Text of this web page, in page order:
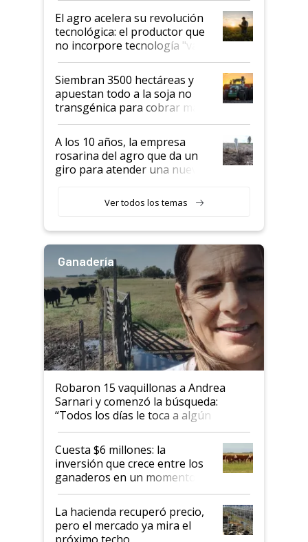
El agro acelera su revolución
tecnológica: el productor que
no incorpore tecnología "va a
perder el tren"
Siembran 3500 hectáreas y
apuestan todo a la soja no
transgénica para cobrar más
por tonelada: compraron un
semillero
A los 10 años, la empresa
rosarina del agro que da un
giro para atender una nueva
Ver todos los temas
Ganadería
Robaron 15 vaquillonas a Andrea
Sarnari y comenzó la búsqueda:
“Todos los días le toca a algún
productor”
Cuesta $6 millones: la
inversión que crece entre los
ganaderos en un momento
histórico para la actividad
La hacienda recuperó precio,
pero el mercado ya mira el